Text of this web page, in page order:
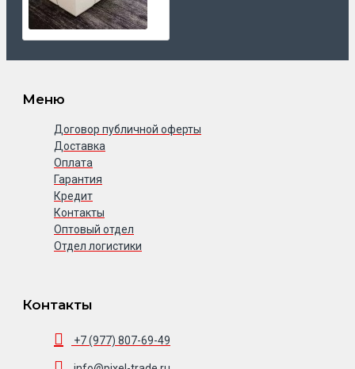
Меню
Договор публичной оферты
Доставка
Оплата
Гарантия
Кредит
Контакты
Оптовый отдел
Отдел логистики
Контакты
+7 (977) 807-69-49